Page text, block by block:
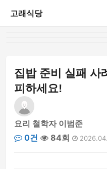
고래식당
집밥 준비 실패 사
피하세요!
요리 철학자 이범준
0건
84회